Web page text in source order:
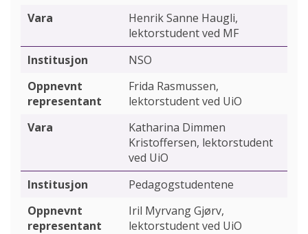
Henrik Sanne Haugli,
lektorstudent ved MF
NSO
Frida Rasmussen,
lektorstudent ved UiO
Katharina Dimmen
Kristoffersen, lektorstudent
ved UiO
Pedagogstudentene
Iril Myrvang Gjørv,
lektorstudent ved UiO